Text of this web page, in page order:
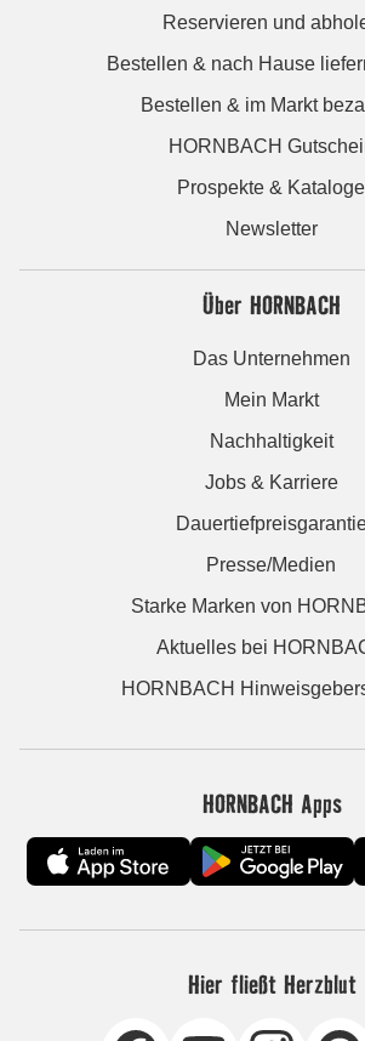
Reservieren und
Bestellen & nach Hause
Bestellen & im Markt
HORNBACH
Prospekte & Kataloge
Newsletter
Über HORNBACH
Das Unternehmen
Mein Markt
Nachhaltigkeit
Jobs & Karriere
Presse/Medien
Starke Marken von
Aktuelles bei
HORNBACH
HORNBACH Apps
Hier fließt Herzblut